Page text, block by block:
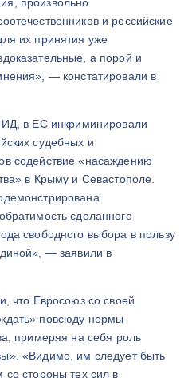
и российские
их принятия уже
а порой и
— констатировали в
в ЕС инкриминировали
судебных и
содействие «насаждению
в Крыму и Севастополе.
сделанного
свободного выбора в пользу
— заявили в
что Евросоюз со своей
повсюду нормы
примеряя на себя роль
«Видимо, им следует быть
стороны тех сил в